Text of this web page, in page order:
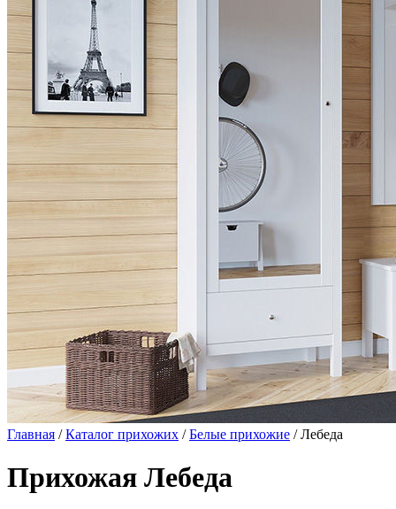
Главная /Каталог прихожих /Белые прихожие / Лебеда
Прихожая Лебеда